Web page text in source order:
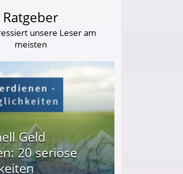
Ratgeber
unsere Leser am
meisten
Geld
20 seriöse